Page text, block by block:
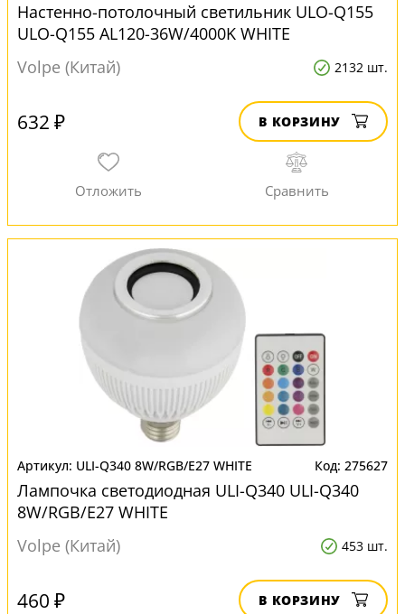
Настенно-потолочный светильник ULO-Q155
ULO-Q155 AL120-36W/4000K WHITE
Volpe (Китай)
2132 шт.
632 ₽ В КОРЗИНУ
ULI-Q340 8W/RGB/E27 WHITE 275627
Лампочка светодиодная ULI-Q340 ULI-Q340
8W/RGB/E27 WHITE
Volpe (Китай)
453 шт.
460 ₽ В КОРЗИНУ